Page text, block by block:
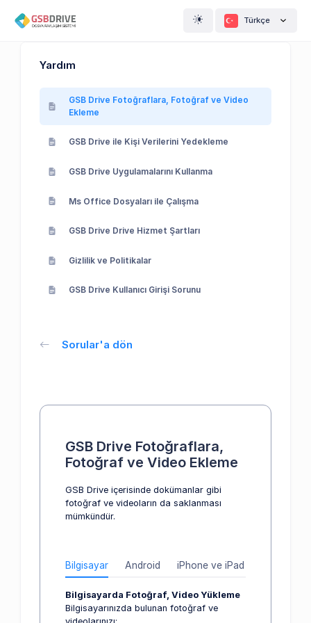
Türkçe
Yardım
GSB Drive Fotoğraflara, Fotoğraf ve Video
Ekleme
GSB Drive ile Kişi Verilerini Yedekleme
GSB Drive Uygulamalarını Kullanma
Ms Office Dosyaları ile Çalışma
GSB Drive Drive Hizmet Şartları
Gizlilik ve Politikalar
GSB Drive Kullanıcı Girişi Sorunu
Sorular'a dön
GSB Drive Fotoğraflara,
Fotoğraf ve Video Ekleme
GSB Drive içerisinde dokümanlar gibi
fotoğraf ve videoların da saklanması
mümkündür.
Bilgisayar Android iPhone ve iPad
Bilgisayarda Fotoğraf, Video Yükleme
Bilgisayarınızda bulunan fotoğraf ve